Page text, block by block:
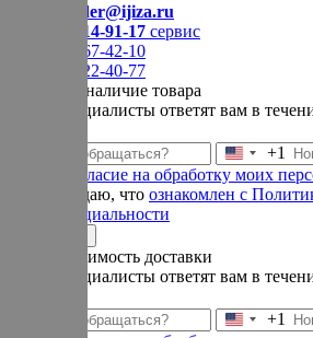
order@ijiza.ru
+7 (969) 714-91-17 cервис
+7 (812) 467-42-10
+7 (905) 222-40-77
Уточнить наличие товара
Наши специалисты ответят вам в
Штаты
+1
+1
согласие на обработку моих
подтверждаю, что ознакомлен с
конфиденциальности
Узнать стоимость доставки
Наши специалисты ответят вам в
+1